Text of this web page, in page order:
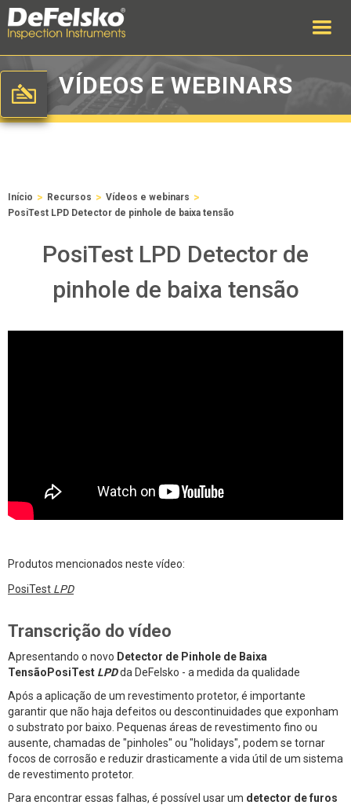
VÍDEOS E WEBINARS
Início > Recursos > Vídeos e webinars >
PosiTest LPD Detector de pinhole de baixa tensão
PosiTest LPD Detector de
pinhole de baixa tensão
Produtos mencionados neste vídeo:
PosiTest LPD
Transcrição do vídeo
Apresentando o novo Detector de Pinhole de Baixa
TensãoPosiTest LPDda DeFelsko - a medida da qualidade
Após a aplicação de um revestimento protetor, é importante
garantir que não haja defeitos ou descontinuidades que exponham
o substrato por baixo. Pequenas áreas de revestimento fino ou
ausente, chamadas de "pinholes" ou "holidays", podem se tornar
focos de corrosão e reduzir drasticamente a vida útil de um sistema
de revestimento protetor.
Para encontrar essas falhas, é possível usar um detector de furos